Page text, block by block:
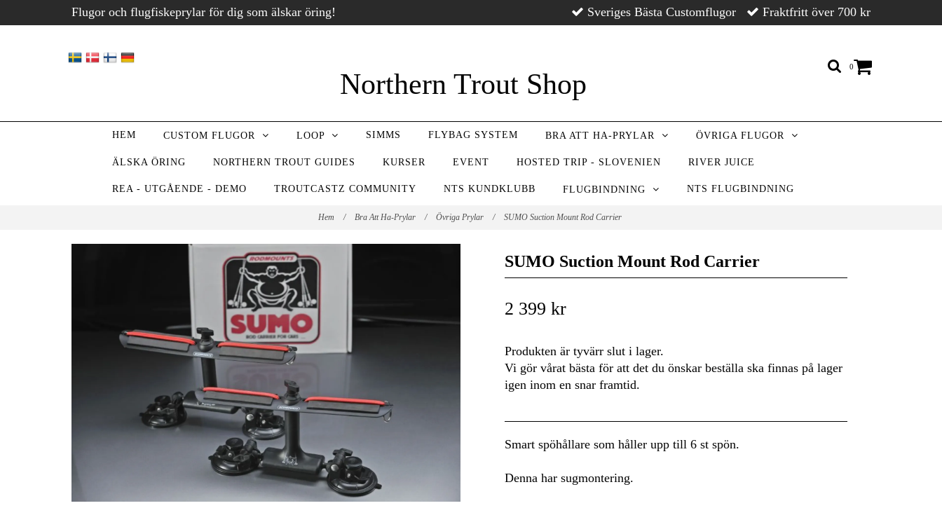
Flugor och flugfiskeprylar för dig som älskar öring! Sveriges Bästa Customflugor Fraktfritt över 700 kr
0
Northern Trout Shop
HEM CUSTOM FLUGOR LOOP SIMMS FLYBAG SYSTEM BRA ATT HA-PRYLAR ÖVRIGA FLUGOR
ÄLSKA ÖRING NORTHERN TROUT GUIDES KURSER EVENT HOSTED TRIP - SLOVENIEN RIVER JUICE
REA - UTGÅENDE - DEMO TROUTCASTZ COMMUNITY NTS KUNDKLUBB FLUGBINDNING NTS FLUGBINDNING
Hem / Bra Att Ha-Prylar / Övriga Prylar / SUMO Suction Mount Rod Carrier
SUMO Suction Mount Rod Carrier
2 399 kr
Produkten är tyvärr slut i lager.
Vi gör vårat bästa för att det du önskar beställa ska finnas på lager
igen inom en snar framtid.
Smart spöhållare som håller upp till 6 st spön.
Denna har sugmontering.